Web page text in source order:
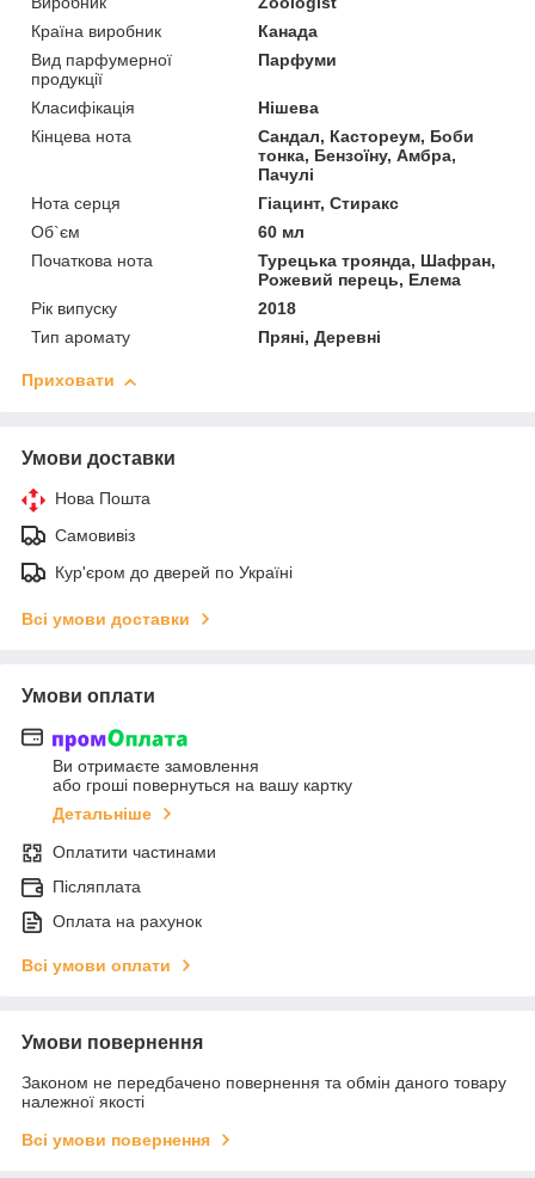
Країна виробник
Канада
Вид парфумерної
продукції
Парфуми
Класифікація
Нішева
Кінцева нота
Сандал, Кастореум, Боби
тонка, Бензоїну, Амбра,
Пачулі
Нота серця
Гіацинт, Стиракс
Об`єм
60 мл
Початкова нота
Турецька троянда, Шафран,
Рожевий перець, Елема
Рік випуску
2018
Тип аромату
Пряні, Деревні
Приховати
Умови доставки
Нова Пошта
Самовивіз
Кур'єром до дверей по Україні
Всі умови доставки
Умови оплати
Ви отримаєте замовлення
або гроші повернуться на вашу картку
Детальніше
Оплатити частинами
Післяплата
Оплата на рахунок
Всі умови оплати
Умови повернення
Законом не передбачено повернення та обмін даного товару
належної якості
Всі умови повернення